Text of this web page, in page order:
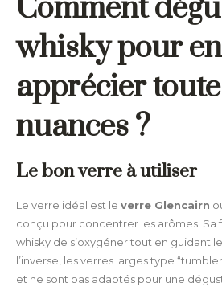
Comment
whisky pour en
apprécier
nuances ?
Le bon verre à utiliser
Le verre idéal est le verre Glencairn
conçu pour concentrer les arômes. Sa
whisky de s’oxygéner tout en guidant
l’inverse, les verres larges type
et ne sont pas adaptés pour une